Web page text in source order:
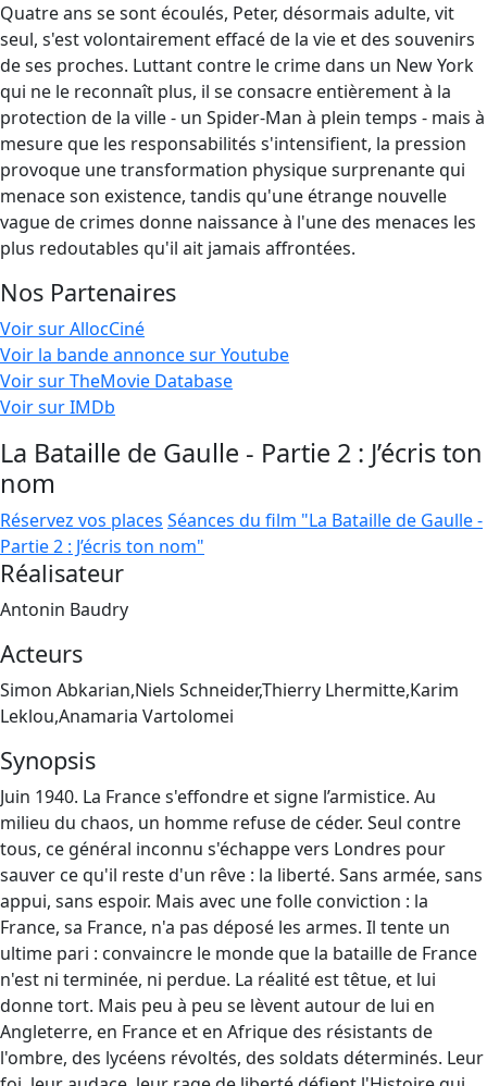
Quatre ans se sont écoulés, Peter, désormais adulte, vit
seul, s'est volontairement effacé de la vie et des souvenirs
de ses proches. Luttant contre le crime dans un New York
qui ne le reconnaît plus, il se consacre entièrement à la
protection de la ville - un Spider-Man à plein temps - mais à
mesure que les responsabilités s'intensifient, la pression
provoque une transformation physique surprenante qui
menace son existence, tandis qu'une étrange nouvelle
vague de crimes donne naissance à l'une des menaces les
plus redoutables qu'il ait jamais affrontées.
Nos Partenaires
Voir sur AllocCiné
Voir la bande annonce sur Youtube
Voir sur TheMovie Database
Voir sur IMDb
La Bataille de Gaulle - Partie 2 : J’écris ton
nom
Réservez vos places Séances du film "La Bataille de Gaulle -
Partie 2 : J’écris ton nom"
Réalisateur
Antonin Baudry
Acteurs
Simon Abkarian,Niels Schneider,Thierry Lhermitte,Karim
Leklou,Anamaria Vartolomei
Synopsis
Juin 1940. La France s'effondre et signe l’armistice. Au
milieu du chaos, un homme refuse de céder. Seul contre
tous, ce général inconnu s'échappe vers Londres pour
sauver ce qu'il reste d'un rêve : la liberté. Sans armée, sans
appui, sans espoir. Mais avec une folle conviction : la
France, sa France, n'a pas déposé les armes. Il tente un
ultime pari : convaincre le monde que la bataille de France
n'est ni terminée, ni perdue. La réalité est têtue, et lui
donne tort. Mais peu à peu se lèvent autour de lui en
Angleterre, en France et en Afrique des résistants de
l'ombre, des lycéens révoltés, des soldats déterminés. Leur